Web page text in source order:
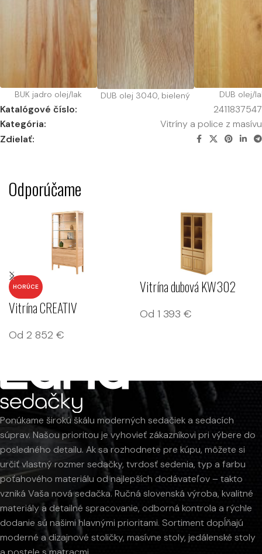
BUK jadro olej/lak DUB olej 3040, bielený DUB olej/
Katalógové číslo:
2411837547
Kategória:
Vitríny a police z masívu
Zdielať:
Odporúčame
HORÚCE
Vitrína CREATIV
Od 2 852 €
Vitrína dubová KW302
Od 1 393 €
Ponúkame širokú škálu moderných sedačiek a sedacích
súprav. Našou prioritou je vyhovieť zákazníkovi pri výbere do
posledného detailu. Ak sa rozhodnete pre kúpu, môžete si
určiť vlastný rozmer sedačky, tvrdosť sedenia, typ a farbu
poťahového materiálu od najlepších dodávateľov – takto
vzniká Vaša nová sedačka. Ručná slovenská výroba, kvalitné
materiály a detailné spracovanie, odborná kontrola a rýchle
dodanie sú našimi hlavnými prioritami. Sortiment dopĺňajú
moderné a dizajnové stoličky, masívne stoly, jedálenské stoly